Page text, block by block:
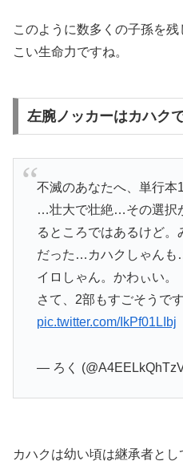
このように数多くの子孫を
こい生命力ですね。
左腕ノッカーはカハク
不滅のあなたへ、単行本
…壮大で壮絶…その選択
るところではあるけど
だった…カハクしゃんも
イロしゃん。かわぃい。
さて、2部もすごそうで
pic.twitter.com/IkPf01LIbj
— ろく
カハクは幼い頃は継承者とし